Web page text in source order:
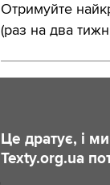
Отримуйте
(раз на два
Це дратує, і
Texty.org.ua